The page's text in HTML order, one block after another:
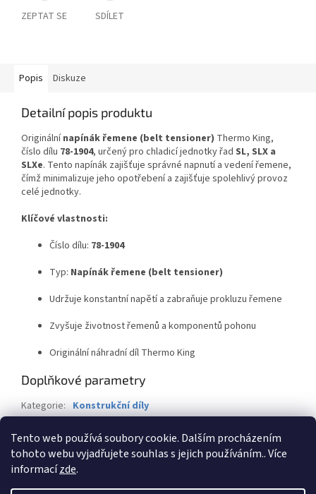
Tento web používá soubory cookie. Dalším procházením
tohoto webu vyjadřujete souhlas s jejich používáním.. Více
informacízde.
ZEPTAT SE SDÍLET
Popis Diskuze
Detailní popis produktu
Originálnínapínák řemene (belt tensioner) Thermo King,
číslo dílu 78-1904, určený pro chladicí jednotky řad SL, SLX a
SLXe. Tento napínák zajišťuje správné napnutí a vedení řemene,
čímž minimalizuje jeho opotřebení a zajišťuje spolehlivý provoz
celé jednotky.
Klíčové vlastnosti:
Číslo dílu: 78-1904
Typ: Napínák řemene (belt tensioner)
Udržuje konstantní napětí a zabraňuje prokluzu řemene
Zvyšuje životnost řemenů a komponentů pohonu
Originální náhradní díl Thermo King
Doplňkové parametry
Kategorie: Konstrukční díly
Hmotnost
1 kg